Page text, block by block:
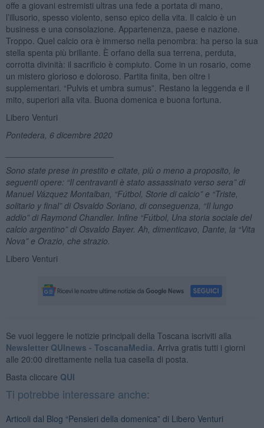
offe a giovani estremisti ultras una fede a portata di mano,
l’illusorio, spesso violento, senso epico della vita. Il calcio è un
business e una consolazione. Appartenenza, paese e nazione.
Troppo. Quel calcio ora è immerso nella penombra: ha perso la sua
stella spenta più brillante. È orfano della sua terrena, perduta,
corrotta divinità: il sacrificio è compiuto. Come in un rosario, come
un mistero glorioso e doloroso. Partita finita, ben oltre i
supplementari. “Pulvis et umbra sumus”. Restano la leggenda e il
mito, superiori alla vita. Buona domenica e buona fortuna.
Libero Venturi
Pontedera, 6 dicembre 2020
Sono state prese in prestito e citate, più o meno a proposito, le
seguenti opere: “Il centravanti è stato assassinato verso sera” di
Manuel Vázquez Montalban, “Fútbol, Storie di calcio” e “Triste,
solitario y final” di Osvaldo Soriano, di conseguenza, “Il lungo
addio” di Raymond Chandler. Infine “Fútbol, Una storia sociale del
calcio argentino” di Osvaldo Bayer. Ah, dimenticavo, Dante, la “Vita
Nova” e Orazio, che strazio.
Libero Venturi
Se vuoi leggere le notizie principali della Toscana iscriviti alla
Newsletter QUInews - ToscanaMedia. Arriva gratis tutti i giorni
alle 20:00 direttamente nella tua casella di posta.
Basta cliccare QUI
Ti potrebbe interessare anche:
Articoli dal Blog “Pensieri della domenica” di Libero Venturi